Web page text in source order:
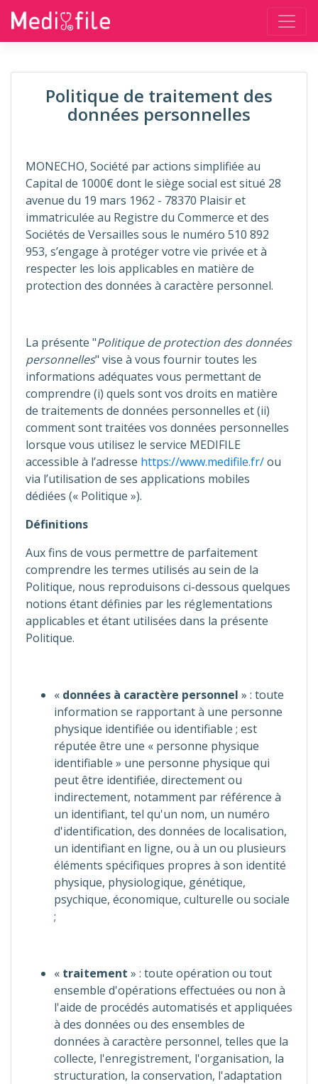
Politique de traitement des
données personnelles
MONECHO, Société par actions simplifiée au
Capital de 1000€ dont le siège social est situé 28
avenue du 19 mars 1962 - 78370 Plaisir et
immatriculée au Registre du Commerce et des
Sociétés de Versailles sous le numéro 510 892
953, s’engage à protéger votre vie privée et à
respecter les lois applicables en matière de
protection des données à caractère personnel.
La présente "Politique de protection des données
personnelles" vise à vous fournir toutes les
informations adéquates vous permettant de
comprendre (i) quels sont vos droits en matière
de traitements de données personnelles et (ii)
comment sont traitées vos données personnelles
lorsque vous utilisez le service MEDIFILE
accessible à l’adresse https://www.medifile.fr/ou
via l’utilisation de ses applications mobiles
dédiées (« Politique »).
Définitions
Aux fins de vous permettre de parfaitement
comprendre les termes utilisés au sein de la
Politique, nous reproduisons ci-dessous quelques
notions étant définies par les réglementations
applicables et étant utilisées dans la présente
Politique.
« données à caractère personnel » : toute
information se rapportant à une personne
physique identifiée ou identifiable ; est
réputée être une « personne physique
identifiable » une personne physique qui
peut être identifiée, directement ou
indirectement, notamment par référence à
un identifiant, tel qu'un nom, un numéro
d'identification, des données de localisation,
un identifiant en ligne, ou à un ou plusieurs
éléments spécifiques propres à son identité
physique, physiologique, génétique,
psychique, économique, culturelle ou sociale
;
« traitement » : toute opération ou tout
ensemble d'opérations effectuées ou non à
l'aide de procédés automatisés et appliquées
à des données ou des ensembles de
données à caractère personnel, telles que la
collecte, l'enregistrement, l'organisation, la
structuration, la conservation, l'adaptation